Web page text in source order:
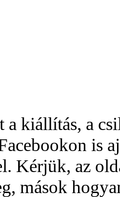
a kiállítás, a
is
Kérjük, az
mások